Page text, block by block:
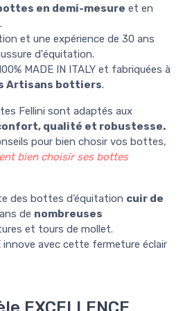
en demi-mesure et en
.
et une expérience de 30 ans
d'équitation.
MADE IN ITALY et fabriquées à
Artisans bottiers.
Fellini sont adaptés aux
qualité et robustesse.
pour bien chosir vos bottes,
bien choisir ses bottes
des bottes d’équitation cuir de
de nombreuses
et tours de mollet.
innove avec cette fermeture éclair